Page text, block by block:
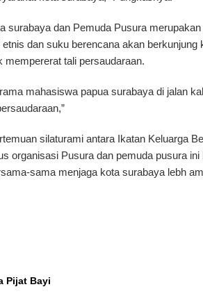
surabaya dan Pemuda Pusura
dan suku berencana akan
mempererat tali persaudaraan.
mahasiswa papua surabaya di jalan
silaturami antara Ikatan Keluarga
organisasi Pusura dan pemuda pusura ini
sama menjaga kota surabaya lebh
Pijat Bayi